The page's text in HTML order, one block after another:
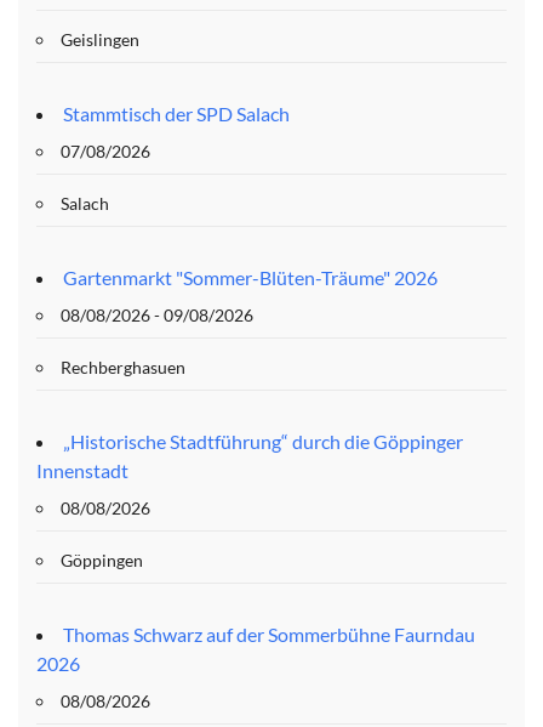
Geislingen
Stammtisch der SPD Salach
07/08/2026
Salach
Gartenmarkt "Sommer-Blüten-Träume" 2026
08/08/2026 - 09/08/2026
Rechberghasuen
„Historische Stadtführung“ durch die Göppinger
Innenstadt
08/08/2026
Göppingen
Thomas Schwarz auf der Sommerbühne Faurndau
2026
08/08/2026